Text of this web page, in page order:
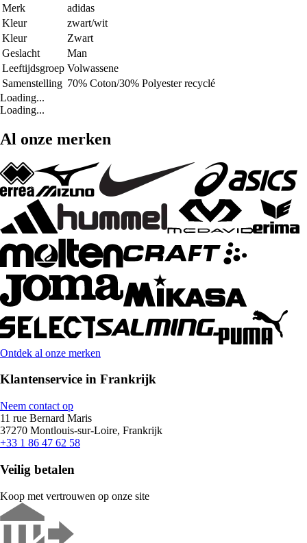
Merk
adidas
Kleur
zwart/wit
Kleur
Zwart
Geslacht
Man
Leeftijdsgroep Volwassene
Samenstelling 70% Coton/30% Polyester recyclé
Loading...
Loading...
Al onze merken
Ontdek al onze merken
Klantenservice in Frankrijk
Neem contact op
11 rue Bernard Maris
37270 Montlouis-sur-Loire, Frankrijk
+33 1 86 47 62 58
Veilig betalen
Koop met vertrouwen op onze site